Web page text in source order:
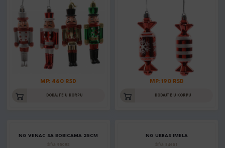
MP: 460 RSD
DODAJTE U KORPU
MP: 190 RSD
DODAJTE U KORPU
NG VENAC SA BOBICAMA 25CM
Šifra: 95098
NG UKRAS IMELA
Šifra: 54661